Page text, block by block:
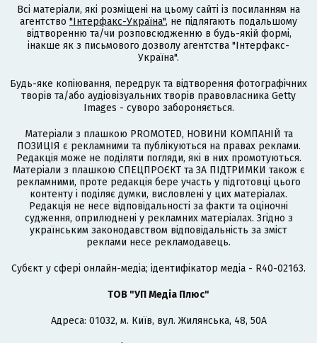
Всі матеріали, які розміщені на цьому сайті із посиланням на
агентство "Інтерфакс-Україна", не підлягають подальшому
відтворенню та/чи розповсюдженню в будь-якій формі,
інакше як з письмового дозволу агентства "Інтерфакс-
Україна".
Будь-яке копіювання, передрук та відтворення фотографічних
творів та/або аудіовізуальних творів правовласника Getty
Images - суворо забороняється.
Матеріали з плашкою PROMOTED, НОВИНИ КОМПАНІЙ та
ПОЗИЦІЯ є рекламними та публікуються на правах реклами.
Редакція може не поділяти погляди, які в них промотуються.
Матеріали з плашкою СПЕЦПРОЄКТ та ЗА ПІДТРИМКИ також є
рекламними, проте редакція бере участь у підготовці цього
контенту і поділяє думки, висловлені у цих матеріалах.
Редакція не несе відповідальності за факти та оціночні
судження, оприлюднені у рекламних матеріалах. Згідно з
українським законодавством відповідальність за зміст
реклами несе рекламодавець.
Cубєкт у сфері онлайн-медіа; ідентифікатор медіа - R40-02163.
ТОВ "УП Медіа Плюс"
Адреса: 01032, м. Київ, вул. Жилянська, 48, 50А